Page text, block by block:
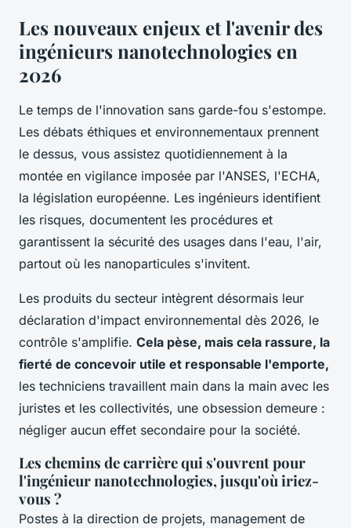
Les nouveaux enjeux et l'avenir des
ingénieurs nanotechnologies en
2026
Le temps de l'innovation sans garde-fou s'estompe.
Les débats éthiques et environnementaux prennent
le dessus, vous assistez quotidiennement à la
montée en vigilance imposée par l'ANSES, l'ECHA,
la législation européenne. Les ingénieurs identifient
les risques, documentent les procédures et
garantissent la sécurité des usages dans l'eau, l'air,
partout où les nanoparticules s'invitent.
Les produits du secteur intègrent désormais leur
déclaration d'impact environnemental dès 2026, le
contrôle s'amplifie. Cela pèse, mais cela rassure, la
fierté de concevoir utile et responsable l'emporte,
les techniciens travaillent main dans la main avec les
juristes et les collectivités, une obsession demeure :
négliger aucun effet secondaire pour la société.
Les chemins de carrière qui s'ouvrent pour
l'ingénieur nanotechnologies, jusqu'où iriez-
vous ?
Postes à la direction de projets, management de